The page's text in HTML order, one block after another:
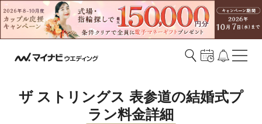
ザ ストリングス 表参道の結婚式プ
ラン料金詳細